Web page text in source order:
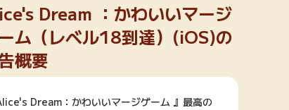
Dream ：かわいいマージ
ム（レベル18到達）(iOS)の
概要
Dream：かわいいマージゲーム 』最高の